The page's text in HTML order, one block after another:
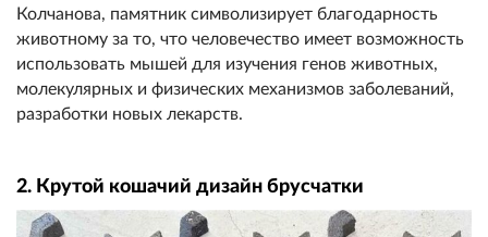
Колчанова, памятник символизирует благодарность
животному за то, что человечество имеет возможность
использовать мышей для изучения генов животных,
молекулярных и физических механизмов заболеваний,
разработки новых лекарств.
2. Крутой кошачий дизайн брусчатки